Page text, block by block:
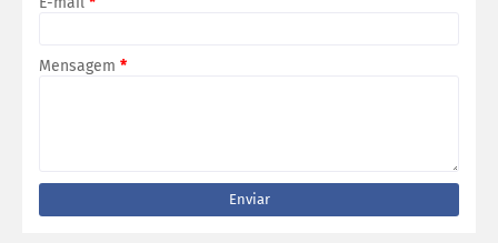
Mensagem *